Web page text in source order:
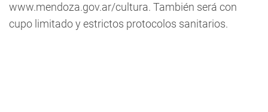
www.mendoza.gov.ar/cultura. También será con
cupo limitado y estrictos protocolos sanitarios.